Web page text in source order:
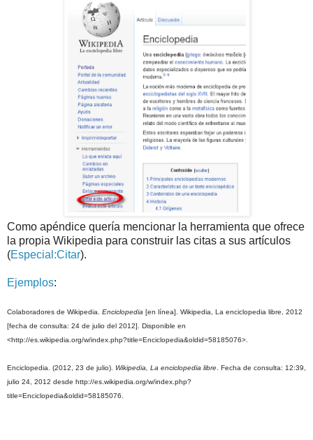
Como apéndice quería mencionar la herramienta que ofrece
la propia Wikipedia para construir las citas a sus artículos
(Especial:Citar).
Ejemplos:
Colaboradores de Wikipedia. Enciclopedia [en línea]. Wikipedia, La enciclopedia libre, 2012
[fecha de consulta: 24 de julio del 2012]. Disponible en
<http://es.wikipedia.org/w/index.php?title=Enciclopedia&oldid=58185076>.
Enciclopedia. (2012, 23 de julio). Wikipedia, La enciclopedia libre . Fecha de consulta: 12:39,
julio 24, 2012 desde http://es.wikipedia.org/w/index.php?
title=Enciclopedia&oldid=58185076.